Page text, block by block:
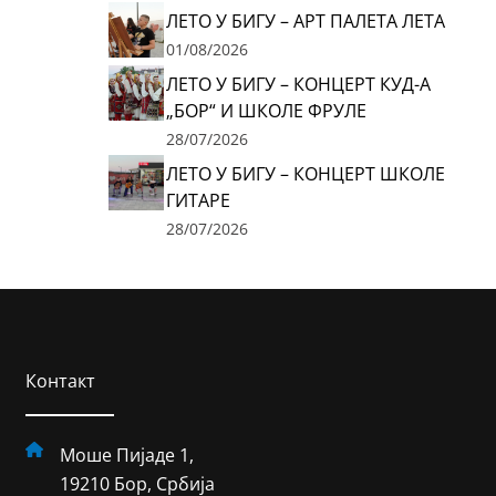
ЛЕТО У БИГУ – АРТ ПАЛЕТА ЛЕТА
01/08/2026
ЛЕТО У БИГУ – КОНЦЕРТ КУД-А
„БОР“ И ШКОЛЕ ФРУЛЕ
28/07/2026
ЛЕТО У БИГУ – КОНЦЕРТ ШКОЛЕ
ГИТАРЕ
28/07/2026
Контакт
Моше Пијаде 1,
19210 Бор, Србија